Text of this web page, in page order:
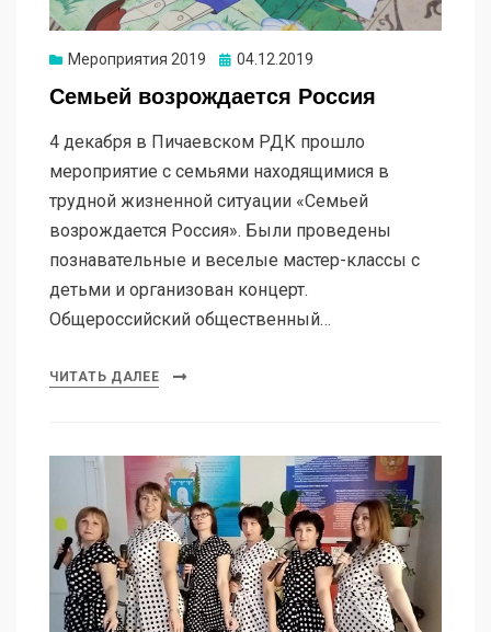
Мероприятия 2019 04.12.2019
Семьей возрождается Россия
4 декабря в Пичаевском РДК прошло
мероприятие с семьями находящимися в
трудной жизненной ситуации «Семьей
возрождается Россия». Были проведены
познавательные и веселые мастер-классы с
детьми и организован концерт.
Общероссийский общественный…
ЧИТАТЬ ДАЛЕЕ